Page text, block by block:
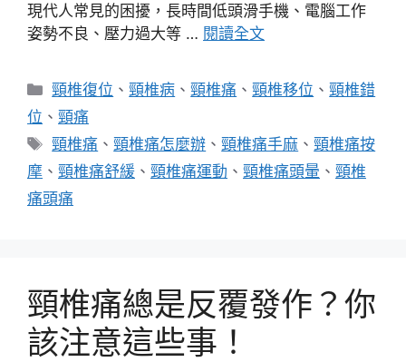
現代人常見的困擾，長時間低頭滑手機、電腦工作
姿勢不良、壓力過大等 … 閱讀全文
分
類
頸椎復位 、頸椎病 、頸椎痛 、頸椎移位 、頸椎錯
位 、 頸痛
標
籤
頸椎痛 、頸椎痛怎麼辦 、頸椎痛手麻 、頸椎痛按
摩 、 頸椎痛舒緩 、 頸椎痛運動 、 頸椎痛頭暈 、 頸椎
痛頭痛
頸椎痛總是反覆發作？你
該注意這些事！